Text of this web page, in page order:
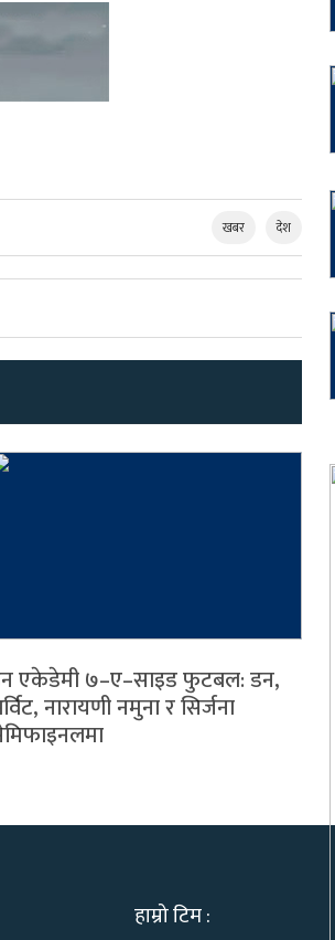
खबर देश
एकेडेमी ७–ए–साइड फुटबल: डन,
नारायणी नमुना र सिर्जना
हाम्रो टिम :